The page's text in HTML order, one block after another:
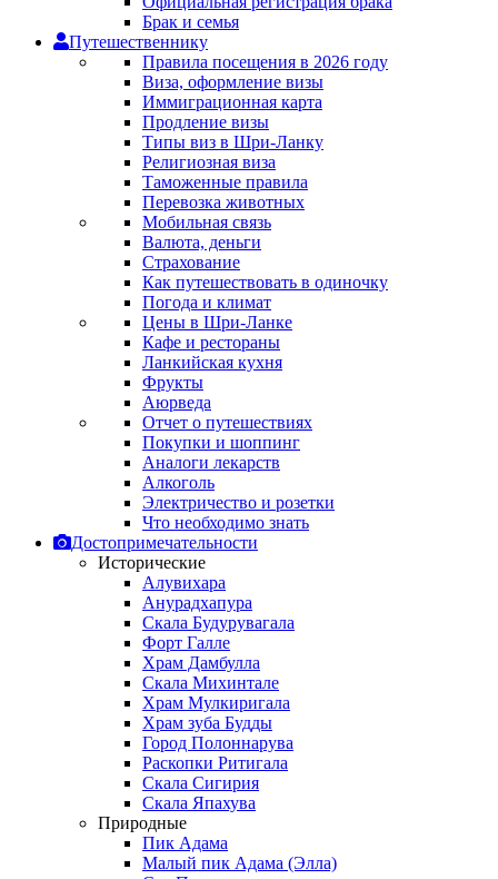
Брак и семья
Путешественнику
Правила посещения в 2026 году
Виза, оформление визы
Иммиграционная карта
Продление визы
Типы виз в Шри-Ланку
Религиозная виза
Таможенные правила
Перевозка животных
Мобильная связь
Валюта, деньги
Страхование
Как путешествовать в одиночку
Погода и климат
Цены в Шри-Ланке
Кафе и рестораны
Ланкийская кухня
Фрукты
Аюрведа
Отчет о путешествиях
Покупки и шоппинг
Аналоги лекарств
Алкоголь
Электричество и розетки
Что необходимо знать
Достопримечательности
Исторические
Алувихара
Анурадхапура
Скала Будурувагала
Форт Галле
Храм Дамбулла
Скала Михинтале
Храм Мулкиригала
Храм зуба Будды
Город Полоннарува
Раскопки Ритигала
Скала Сигирия
Скала Япахува
Природные
Пик Адама
Малый пик Адама (Элла)